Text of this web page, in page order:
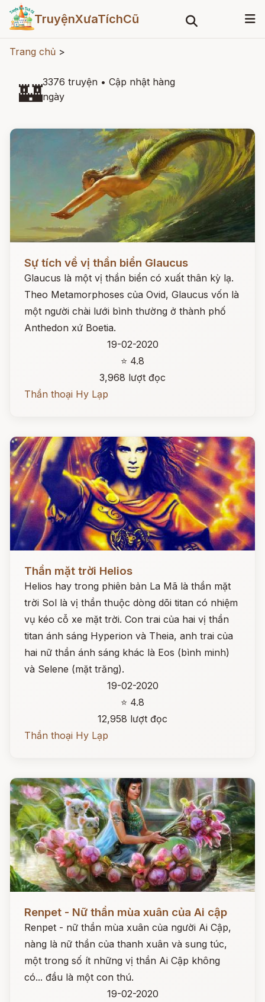
TruyệnXưaTíchCũ
Trang chủ >
🏰3376 truyện • Cập nhật hàng
ngày
Sự tích về vị thần biển Glaucus
Glaucus là một vị thần biển có xuất thân kỳ lạ.
Theo Metamorphoses của Ovid, Glaucus vốn là
một người chài lưới bình thường ở thành phố
Anthedon xứ Boetia.
19-02-2020
⭐ 4.8
3,968 lượt đọc
Thần thoại Hy Lạp
Đọc ngay
Thần mặt trời Helios
Helios hay trong phiên bản La Mã là thần mặt
trời Sol là vị thần thuộc dòng dõi titan có nhiệm
vụ kéo cỗ xe mặt trời. Con trai của hai vị thần
titan ánh sáng Hyperion và Theia, anh trai của
hai nữ thần ánh sáng khác là Eos (bình minh)
và Selene (mặt trăng).
19-02-2020
⭐ 4.8
12,958 lượt đọc
Thần thoại Hy Lạp
Renpet - Nữ thần mùa xuân của Ai cập
Renpet - nữ thần mùa xuân của người Ai Cập,
nàng là nữ thần của thanh xuân và sung túc,
một trong số ít những vị thần Ai Cập không
có... đầu là một con thú.
19-02-2020